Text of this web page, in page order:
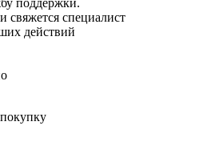
поддержки.
свяжется специалист
действий